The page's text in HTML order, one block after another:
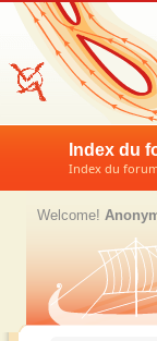
Index du
Index du
Welcome!